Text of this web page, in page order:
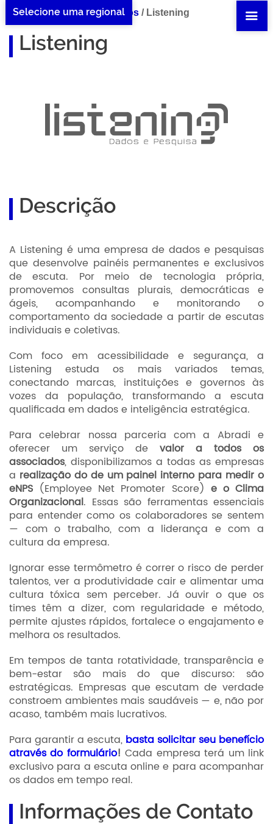
Selecione uma regional
Home Listening/Benefícios / Listening
Listening
Descrição
A Listening é uma empresa de dados e pesquisas
que desenvolve painéis permanentes e exclusivos
de escuta. Por meio de tecnologia própria,
promovemos consultas plurais, democráticas e
ágeis, acompanhando e monitorando o
comportamento da sociedade a partir de escutas
individuais e coletivas.
Com foco em acessibilidade e segurança, a
Listening estuda os mais variados temas,
conectando marcas, instituições e governos às
vozes da população, transformando a escuta
qualificada em dados e inteligência estratégica.
Para celebrar nossa parceria com a Abradi e
oferecer um serviço de valor a todos os
associados, disponibilizamos a todas as empresas
a realização do de um painel interno para medir o
eNPS (Employee Net Promoter Score) e o Clima
Organizacional. Essas são ferramentas essenciais
para entender como os colaboradores se sentem
— com o trabalho, com a liderança e com a
cultura da empresa.
Ignorar esse termômetro é correr o risco de perder
talentos, ver a produtividade cair e alimentar uma
cultura tóxica sem perceber. Já ouvir o que os
times têm a dizer, com regularidade e método,
permite ajustes rápidos, fortalece o engajamento e
melhora os resultados.
Em tempos de tanta rotatividade, transparência e
bem-estar são mais do que discurso: são
estratégicas. Empresas que escutam de verdade
constroem ambientes mais saudáveis — e, não por
acaso, também mais lucrativos.
Para garantir a escuta, basta solicitar seu benefício
através do formulário! Cada empresa terá um link
exclusivo para a escuta online e para acompanhar
os dados em tempo real.
Informações de Contato